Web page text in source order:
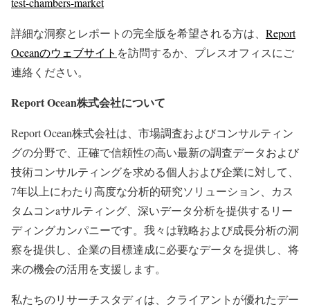
詳細な洞察とレポートの完全版を希望される方は、 Report
Oceanのウェブサイト を訪問するか、プレスオフィスにご
連絡ください。
Report Ocean株式会社について
Report Ocean株式会社は、市場調査およびコンサルティン
グの分野で、正確で信頼性の高い最新の調査データおよび
技術コンサルティングを求める個人および企業に対して、
7年以上にわたり高度な分析的研究ソリューション、カス
タムコンaサルティング、深いデータ分析を提供するリー
ディングカンパニーです。我々は戦略および成長分析の洞
察を提供し、企業の目標達成に必要なデータを提供し、将
来の機会の活用を支援します。
私たちのリサーチスタディは、クライアントが優れたデー